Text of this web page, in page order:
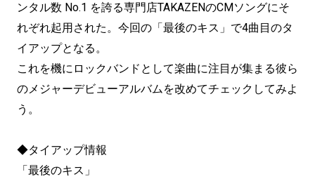
ンタル数 No.1 を誇る専門店TAKAZENのCMソングにそ
れぞれ起用された。今回の「最後のキス」で4曲目のタ
イアップとなる。
これを機にロックバンドとして楽曲に注目が集まる彼ら
のメジャーデビューアルバムを改めてチェックしてみよ
う。
◆タイアップ情報
「最後のキス」